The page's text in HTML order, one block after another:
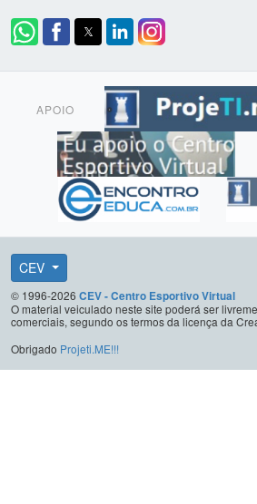
APOIO
CEV
© 1996-2026 CEV - Centro Esportivo Virtual
O material veiculado neste site poderá ser
comerciais, segundo os termos da licença da
Obrigado Projeti.ME!!!